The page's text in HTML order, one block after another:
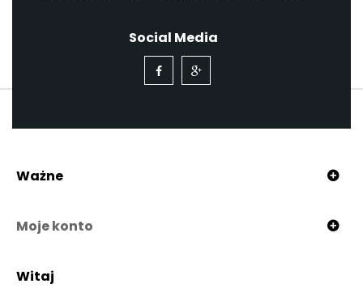
Social Media
Ważne
Moje konto
Witaj